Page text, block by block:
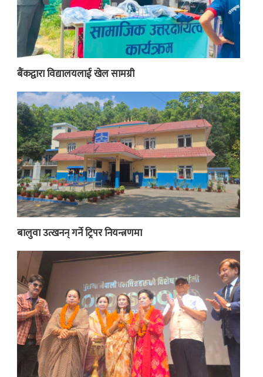
बैंकद्वारा विद्यालयलाई खेल सामग्री
बालुवा उत्खनन् गर्ने ट्रिपर नियन्त्रणमा